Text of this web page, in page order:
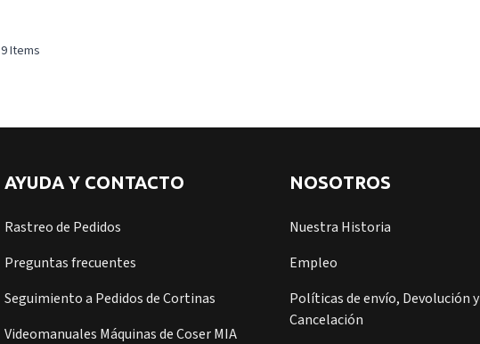
9Items
AYUDA Y CONTACTO
Rastreo de Pedidos
Preguntas frecuentes
Seguimiento a Pedidos de Cortinas
Videomanuales Máquinas de Coser MIA
NOSOTROS
Nuestra Historia
Empleo
Políticas de envío, Devolución y
Cancelación